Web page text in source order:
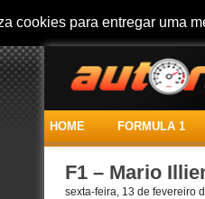
cookies para entregar uma
HOME FORMULA 1
F1 – Mario
sexta-feira, 13 de fevereiro